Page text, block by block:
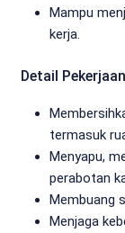
Mampu
kerja.
Detail Pekerjaan
termasuk
Menyapu,
perabotan
Membuang
Menjaga